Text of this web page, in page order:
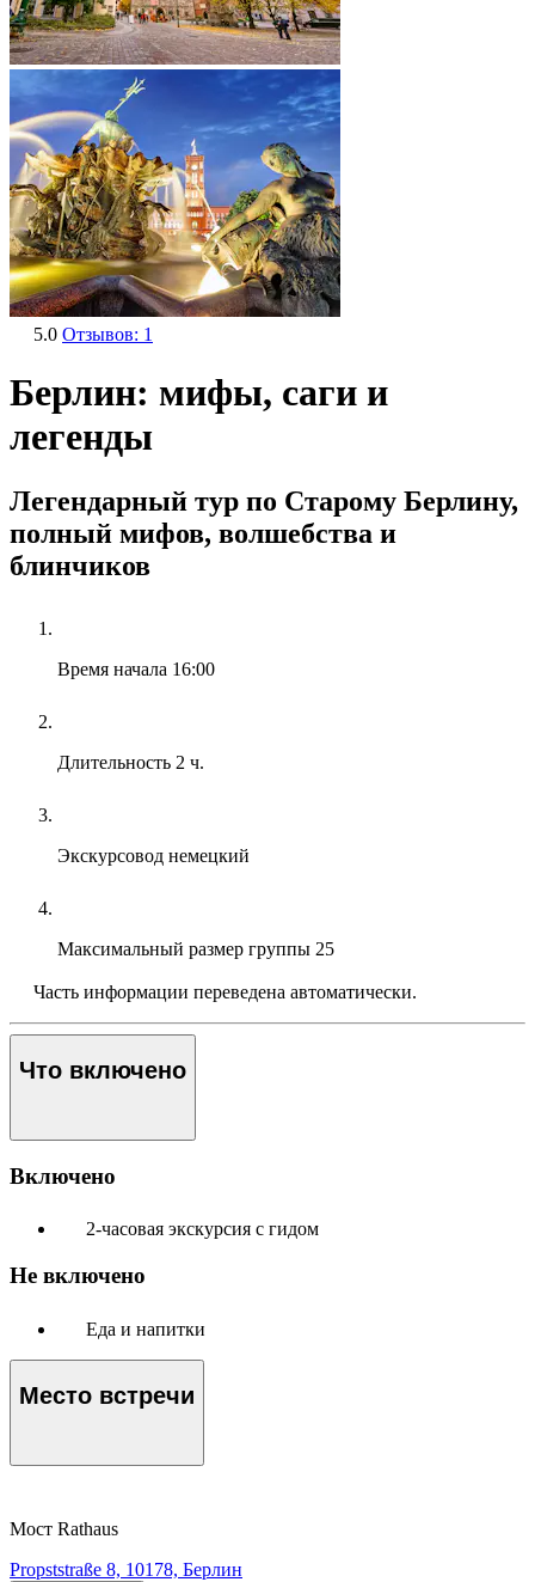
5.0 Отзывов: 1
Берлин: мифы, саги и
легенды
Легендарный тур по Старому Берлину,
полный мифов, волшебства и
блинчиков
Время начала 16:00
Длительность 2 ч.
Экскурсовод немецкий
Максимальный размер группы 25
Часть информации переведена автоматически.
Что включено
Включено
2-часовая экскурсия с гидом
Не включено
Еда и напитки
Место встречи
Мост Rathaus
Propststraße 8, 10178, Берлин